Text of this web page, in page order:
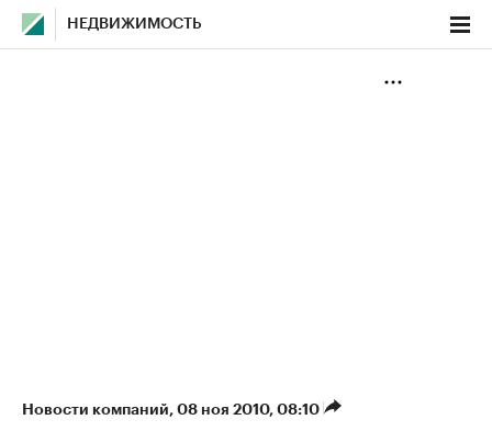
НЕДВИЖИМОСТЬ
Новости компаний⁠, 08 ноя 2010, 08:10